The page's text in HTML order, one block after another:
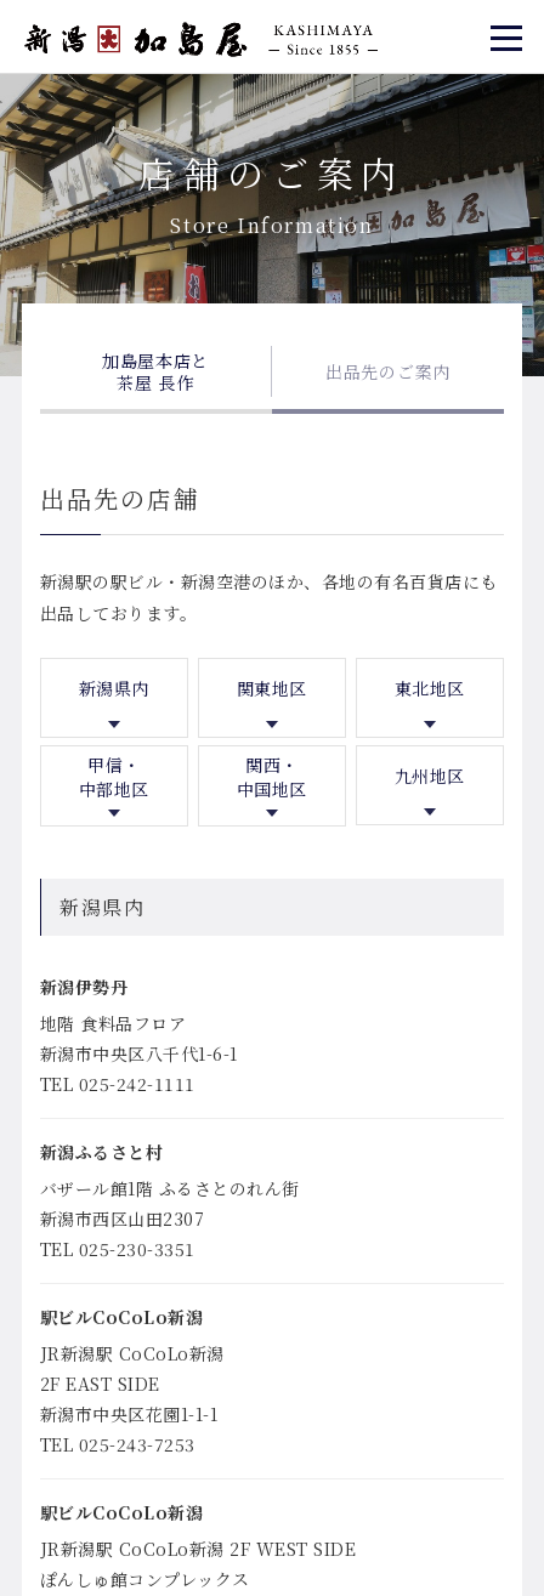
店舗のご案内
Store Information
加島屋本店と
茶屋 長作
出品先のご案内
出品先の店舗
新潟駅の駅ビル・新潟空港のほか、各地の有名百貨店にも
出品しております。
新潟県内 関東地区 東北地区
甲信・
中部地区
関西・
中国地区
九州地区
新潟県内
新潟伊勢丹
地階 食料品フロア
新潟市中央区八千代1-6-1
TEL 025-242-1111
新潟ふるさと村
バザール館1階 ふるさとのれん街
新潟市西区山田2307
TEL 025-230-3351
駅ビルCoCoLo新潟
JR新潟駅 CoCoLo新潟
2F EAST SIDE
新潟市中央区花園1-1-1
TEL 025-243-7253
駅ビルCoCoLo新潟
JR新潟駅 CoCoLo新潟 2F WEST SIDE
ぽんしゅ館コンプレックス